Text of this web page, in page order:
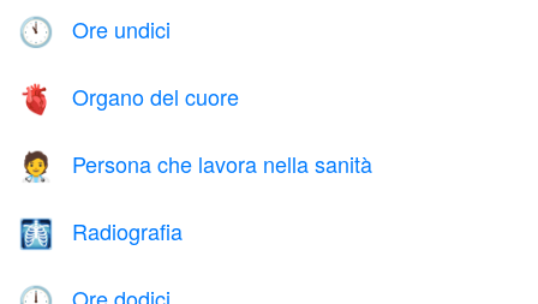
🕚 Ore undici
🫀 Organo del cuore
🧑‍⚕️ Persona che lavora nella sanità
🩻 Radiografia
Ore dodici